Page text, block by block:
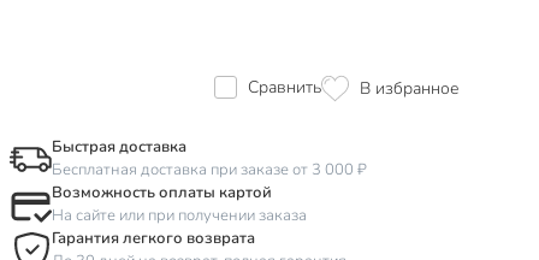
Сравнить В избранное
Быстрая доставка
Бесплатная доставка при заказе от 3 000 ₽
Возможность оплаты картой
На сайте или при получении заказа
Гарантия легкого возврата